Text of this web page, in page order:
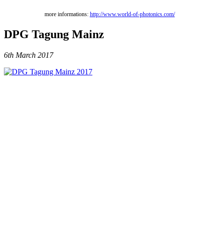
more informations: http://www.world-of-photonics.com/
DPG Tagung Mainz
6th March 2017